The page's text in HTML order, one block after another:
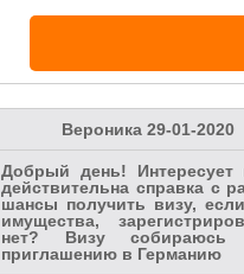
Вероника 29-01-2020
Добрый день! Интересует
действительна справка с
шансы получить визу,
имущества,
нет? Визу собираюсь
приглашению в Германию